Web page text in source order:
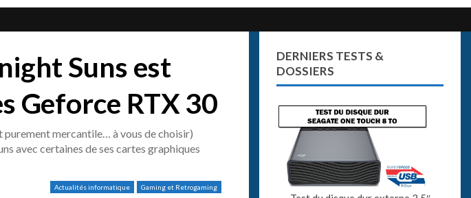
Suns est
Geforce RTX 30
purement mercantile… à vous de choisir)
avec certaines de ses cartes graphiques
Actualités informatique Gaming et Retrogaming
DERNIERS TESTS &
DOSSIERS